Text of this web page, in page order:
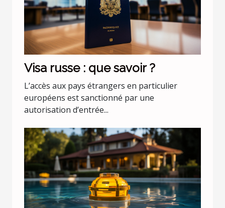
Visa russe : que savoir ?
L’accès aux pays étrangers en particulier
européens est sanctionné par une
autorisation d’entrée...